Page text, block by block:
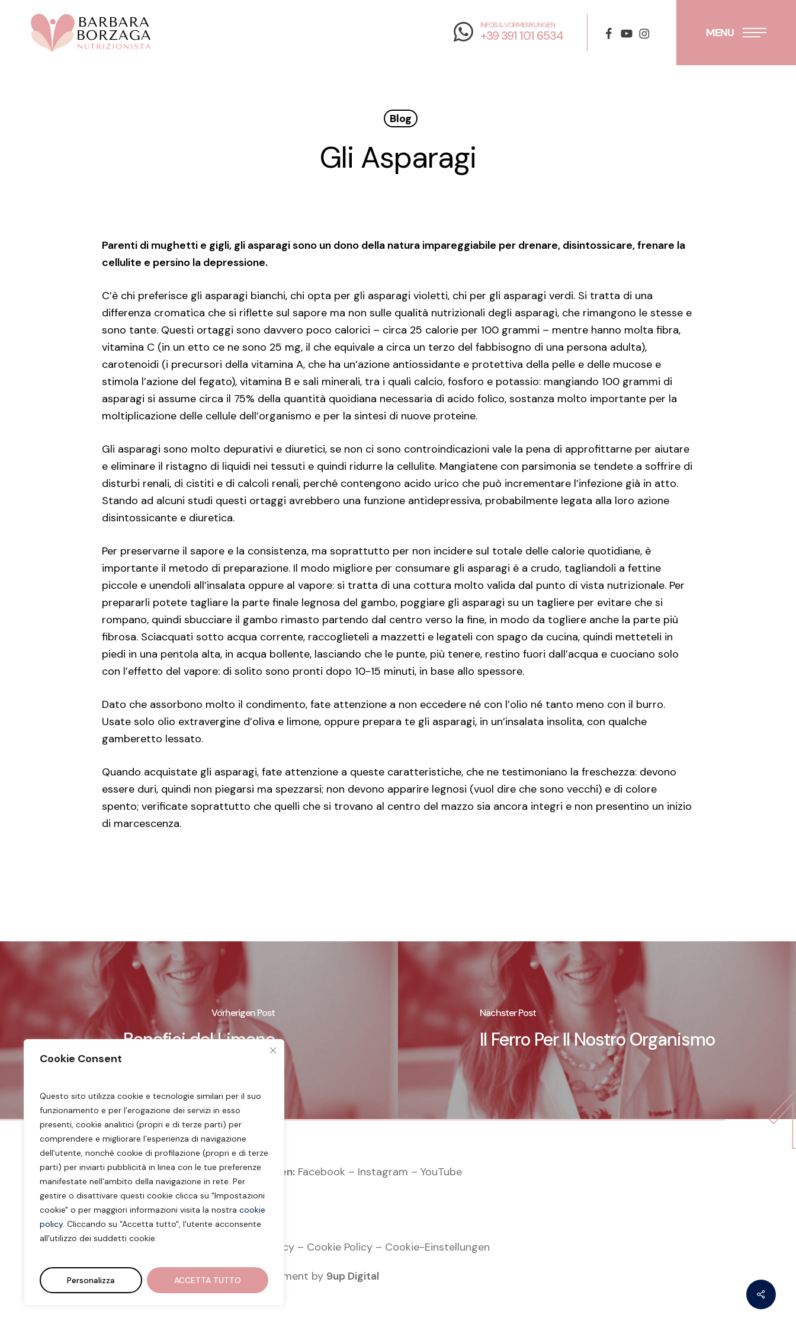
Cookie Consent
Questo sito utilizza cookie e tecnologie similari per il suo
funzionamento e per l’erogazione dei servizi in esso
presenti, cookie analitici (propri e di terze parti) per
comprendere e migliorare l’esperienza di navigazione
dell’utente, nonché cookie di profilazione (propri e di terze
parti) per inviarti pubblicità in linea con le tue preferenze
manifestate nell’ambito della navigazione in rete. Per
gestire o disattivare questi cookie clicca su "Impostazioni
cookie" o per maggiori informazioni visita la nostra cookie
policy. Cliccando su "Accetta tutto", l'utente acconsente
all'utilizzo dei suddetti cookie.
Personalizza ACCETTA TUTTO
INFOS & VORMERKUNGEN
+39 391 101 6534 facebook
youtubeinstagram MENU
Blog
Gli Asparagi
Parenti di mughetti e gigli, gli asparagi sono un dono della natura impareggiabile per drenare, disintossicare, frenare la
cellulite e persino la depressione.
C’è chi preferisce gli asparagi bianchi, chi opta per gli asparagi violetti, chi per gli asparagi verdi. Si tratta di una
differenza cromatica che si riflette sul sapore ma non sulle qualità nutrizionali degli asparagi, che rimangono le stesse e
sono tante. Questi ortaggi sono davvero poco calorici – circa 25 calorie per 100 grammi – mentre hanno molta fibra,
vitamina C (in un etto ce ne sono 25 mg, il che equivale a circa un terzo del fabbisogno di una persona adulta),
carotenoidi (i precursori della vitamina A, che ha un’azione antiossidante e protettiva della pelle e delle mucose e
stimola l’azione del fegato), vitamina B e sali minerali, tra i quali calcio, fosforo e potassio: mangiando 100 grammi di
asparagi si assume circa il 75% della quantità quoidiana necessaria di acido folico, sostanza molto importante per la
moltiplicazione delle cellule dell’organismo e per la sintesi di nuove proteine.
Gli asparagi sono molto depurativi e diuretici, se non ci sono controindicazioni vale la pena di approfittarne per aiutare
e eliminare il ristagno di liquidi nei tessuti e quindi ridurre la cellulite. Mangiatene con parsimonia se tendete a soffrire di
disturbi renali, di cistiti e di calcoli renali, perché contengono acido urico che può incrementare l’infezione già in atto.
Stando ad alcuni studi questi ortaggi avrebbero una funzione antidepressiva, probabilmente legata alla loro azione
disintossicante e diuretica.
Per preservarne il sapore e la consistenza, ma soprattutto per non incidere sul totale delle calorie quotidiane, è
importante il metodo di preparazione. Il modo migliore per consumare gli asparagi è a crudo, tagliandoli a fettine
piccole e unendoli all’insalata oppure al vapore: si tratta di una cottura molto valida dal punto di vista nutrizionale. Per
prepararli potete tagliare la parte finale legnosa del gambo, poggiare gli asparagi su un tagliere per evitare che si
rompano, quindi sbucciare il gambo rimasto partendo dal centro verso la fine, in modo da togliere anche la parte più
fibrosa. Sciacquati sotto acqua corrente, raccoglieteli a mazzetti e legateli con spago da cucina, quindi metteteli in
piedi in una pentola alta, in acqua bollente, lasciando che le punte, più tenere, restino fuori dall’acqua e cuociano solo
con l’effetto del vapore: di solito sono pronti dopo 10-15 minuti, in base allo spessore.
Dato che assorbono molto il condimento, fate attenzione a non eccedere né con l’olio né tanto meno con il burro.
Usate solo olio extravergine d’oliva e limone, oppure prepara te gli asparagi, in un’insalata insolita, con qualche
gamberetto lessato.
Quando acquistate gli asparagi, fate attenzione a queste caratteristiche, che ne testimoniano la freschezza: devono
essere duri, quindi non piegarsi ma spezzarsi; non devono apparire legnosi (vuol dire che sono vecchi) e di colore
spento; verificate soprattutto che quelli che si trovano al centro del mazzo sia ancora integri e non presentino un inizio
di marcescenza.
Vorherigen Post
Benefici del Limone
Nächster Post
Il Ferro Per Il Nostro Organismo
Share
Folgen Sie mir auf meinen Social-Media-Kanälen: Facebook – Instagram – YouTube
Dott.ssa Barbara Borzaga – Nutrizionista
Merano – Laives – info@barbaraborzaga.it
Privacy Policy – Cookie Policy – Cookie-Einstellungen
© Barbara Borzaga | Marketing & Web Development by 9up Digital